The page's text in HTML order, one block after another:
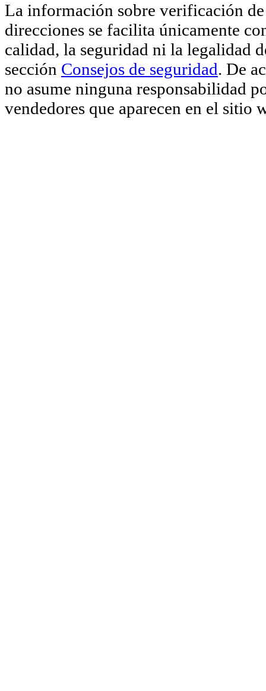
La información sobre verificación
direcciones se facilita únicamente
calidad, la seguridad ni la legalidad
sección Consejos de seguridad. De
no asume ninguna responsabilidad
vendedores que aparecen en el sitio